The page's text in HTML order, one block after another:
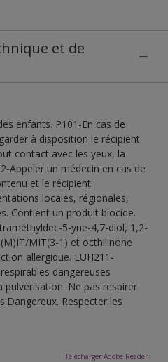
et de
enfants. P101-En cas de
à disposition le récipient
contact avec les yeux, la
Appeler un médecin en cas de
et le récipient
locales, régionales,
Contient un produit biocide.
5-yne-4,7-diol, 1,2-
MIT(3-1) et octhilinone
allergique. EUH211-
dangereuses
Ne pas respirer
Respecter les
Télécharger Adobe Reader